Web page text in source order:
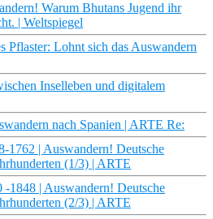
Warum Bhutans Jugend ihr
| Weltspiegel
Pflaster: Lohnt sich das Auswandern
Inselleben und digitalem
nach Spanien | ARTE Re:
1762 | Auswandern! Deutsche
(1/3) | ARTE
-1848 | Auswandern! Deutsche
(2/3) | ARTE